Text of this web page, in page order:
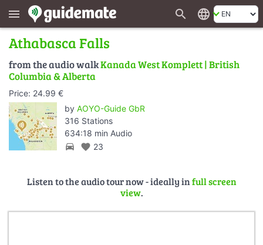
menu search language
Athabasca Falls
from the audio walkKanada West Komplett | British
Columbia & Alberta
Price: 24.99 €
by AOYO-Guide GbR
316 Stations
634:18 min Audio
directions_car favorite 23
Listen to the audio tour now - ideally infull screen
view.